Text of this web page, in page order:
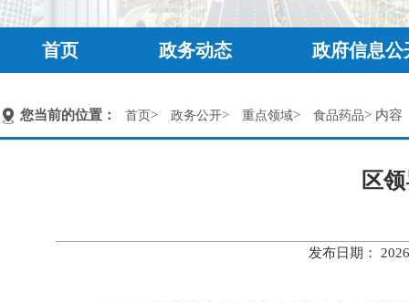
首页 政务动态 政府信息公
您当前的位置： 首页> 政务公开> 重点领域> 食品药品> 内容
区
发布日期：